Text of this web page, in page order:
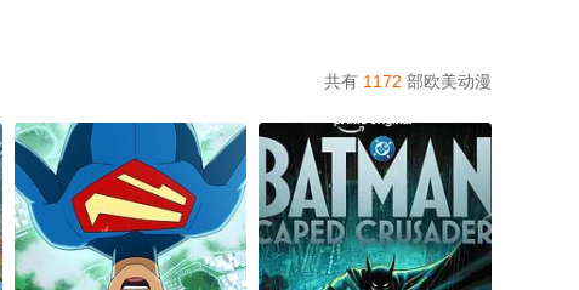
共有 1172 部欧美动漫